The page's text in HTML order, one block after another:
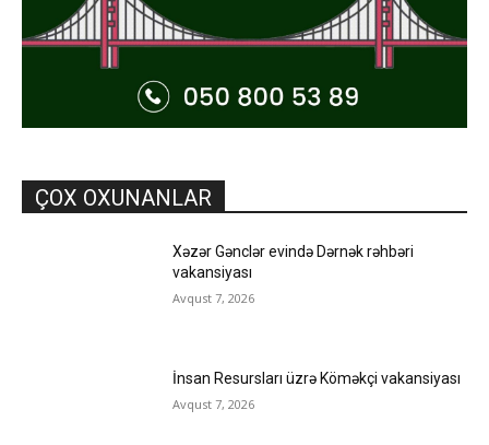
ÇOX OXUNANLAR
Xəzər Gənclər evində Dərnək rəhbəri
vakansiyası
Avqust 7, 2026
İnsan Resursları üzrə Köməkçi vakansiyası
Avqust 7, 2026